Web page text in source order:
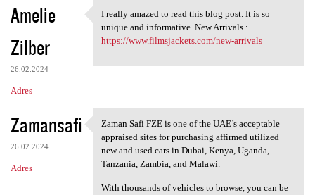
Amelie
Zilber
26.02.2024
Adres
I really amazed to read this
I really amazed to read this blog post. It is so
unique and informative. New Arrivals :
https://www.filmsjackets.com/new-arrivals
Zamansafi
26.02.2024
Adres
Zaman Safi FZE is one of the
Zaman Safi FZE is one of the UAE’s acceptable
appraised sites for purchasing affirmed utilized
new and used cars in Dubai, Kenya, Uganda,
Tanzania, Zambia, and Malawi.
With thousands of vehicles to browse, you can be